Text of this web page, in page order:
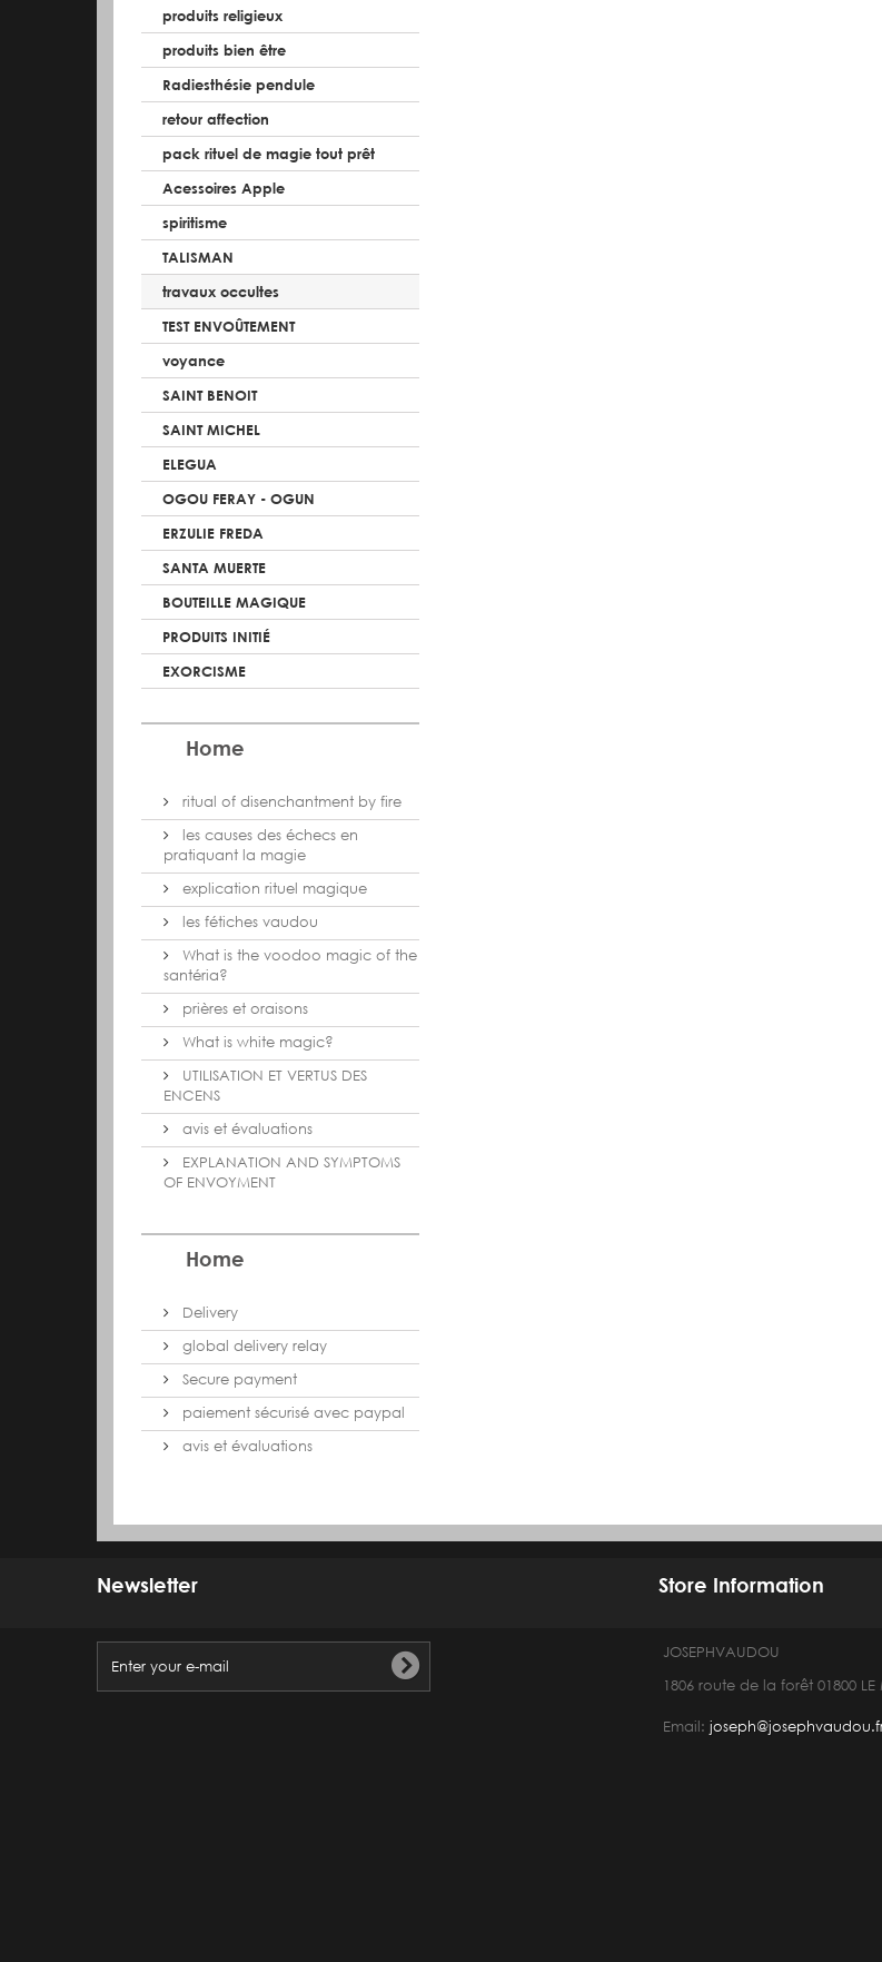
produits religieux
produits bien être
Radiesthésie pendule
retour affection
pack rituel de magie tout prêt
Acessoires Apple
spiritisme
TALISMAN
travaux occultes
TEST ENVOÛTEMENT
voyance
SAINT BENOIT
SAINT MICHEL
ELEGUA
OGOU FERAY - OGUN
ERZULIE FREDA
SANTA MUERTE
BOUTEILLE MAGIQUE
PRODUITS INITIÉ
EXORCISME
Home
ritual of disenchantment by fire
les causes des échecs en
pratiquant la magie
explication rituel magique
les fétiches vaudou
What is the voodoo magic of the
santéria?
prières et oraisons
What is white magic?
UTILISATION ET VERTUS DES
ENCENS
avis et évaluations
EXPLANATION AND SYMPTOMS
OF ENVOYMENT
Home
Delivery
global delivery relay
Secure payment
paiement sécurisé avec paypal
avis et évaluations
Newsletter Store Information
JOSEPHVAUDOU
1806 route de la forêt 01800 LE
Email: